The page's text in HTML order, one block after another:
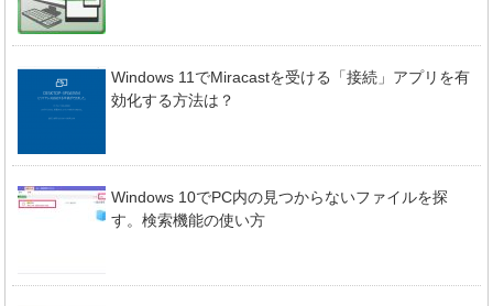
Windows 11でMiracastを受ける「接続」アプリを有
効化する方法は？
Windows 10でPC内の見つからないファイルを探
す。検索機能の使い方